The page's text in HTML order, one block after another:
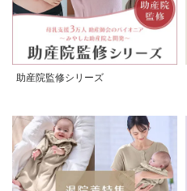
助産院監修シリーズ